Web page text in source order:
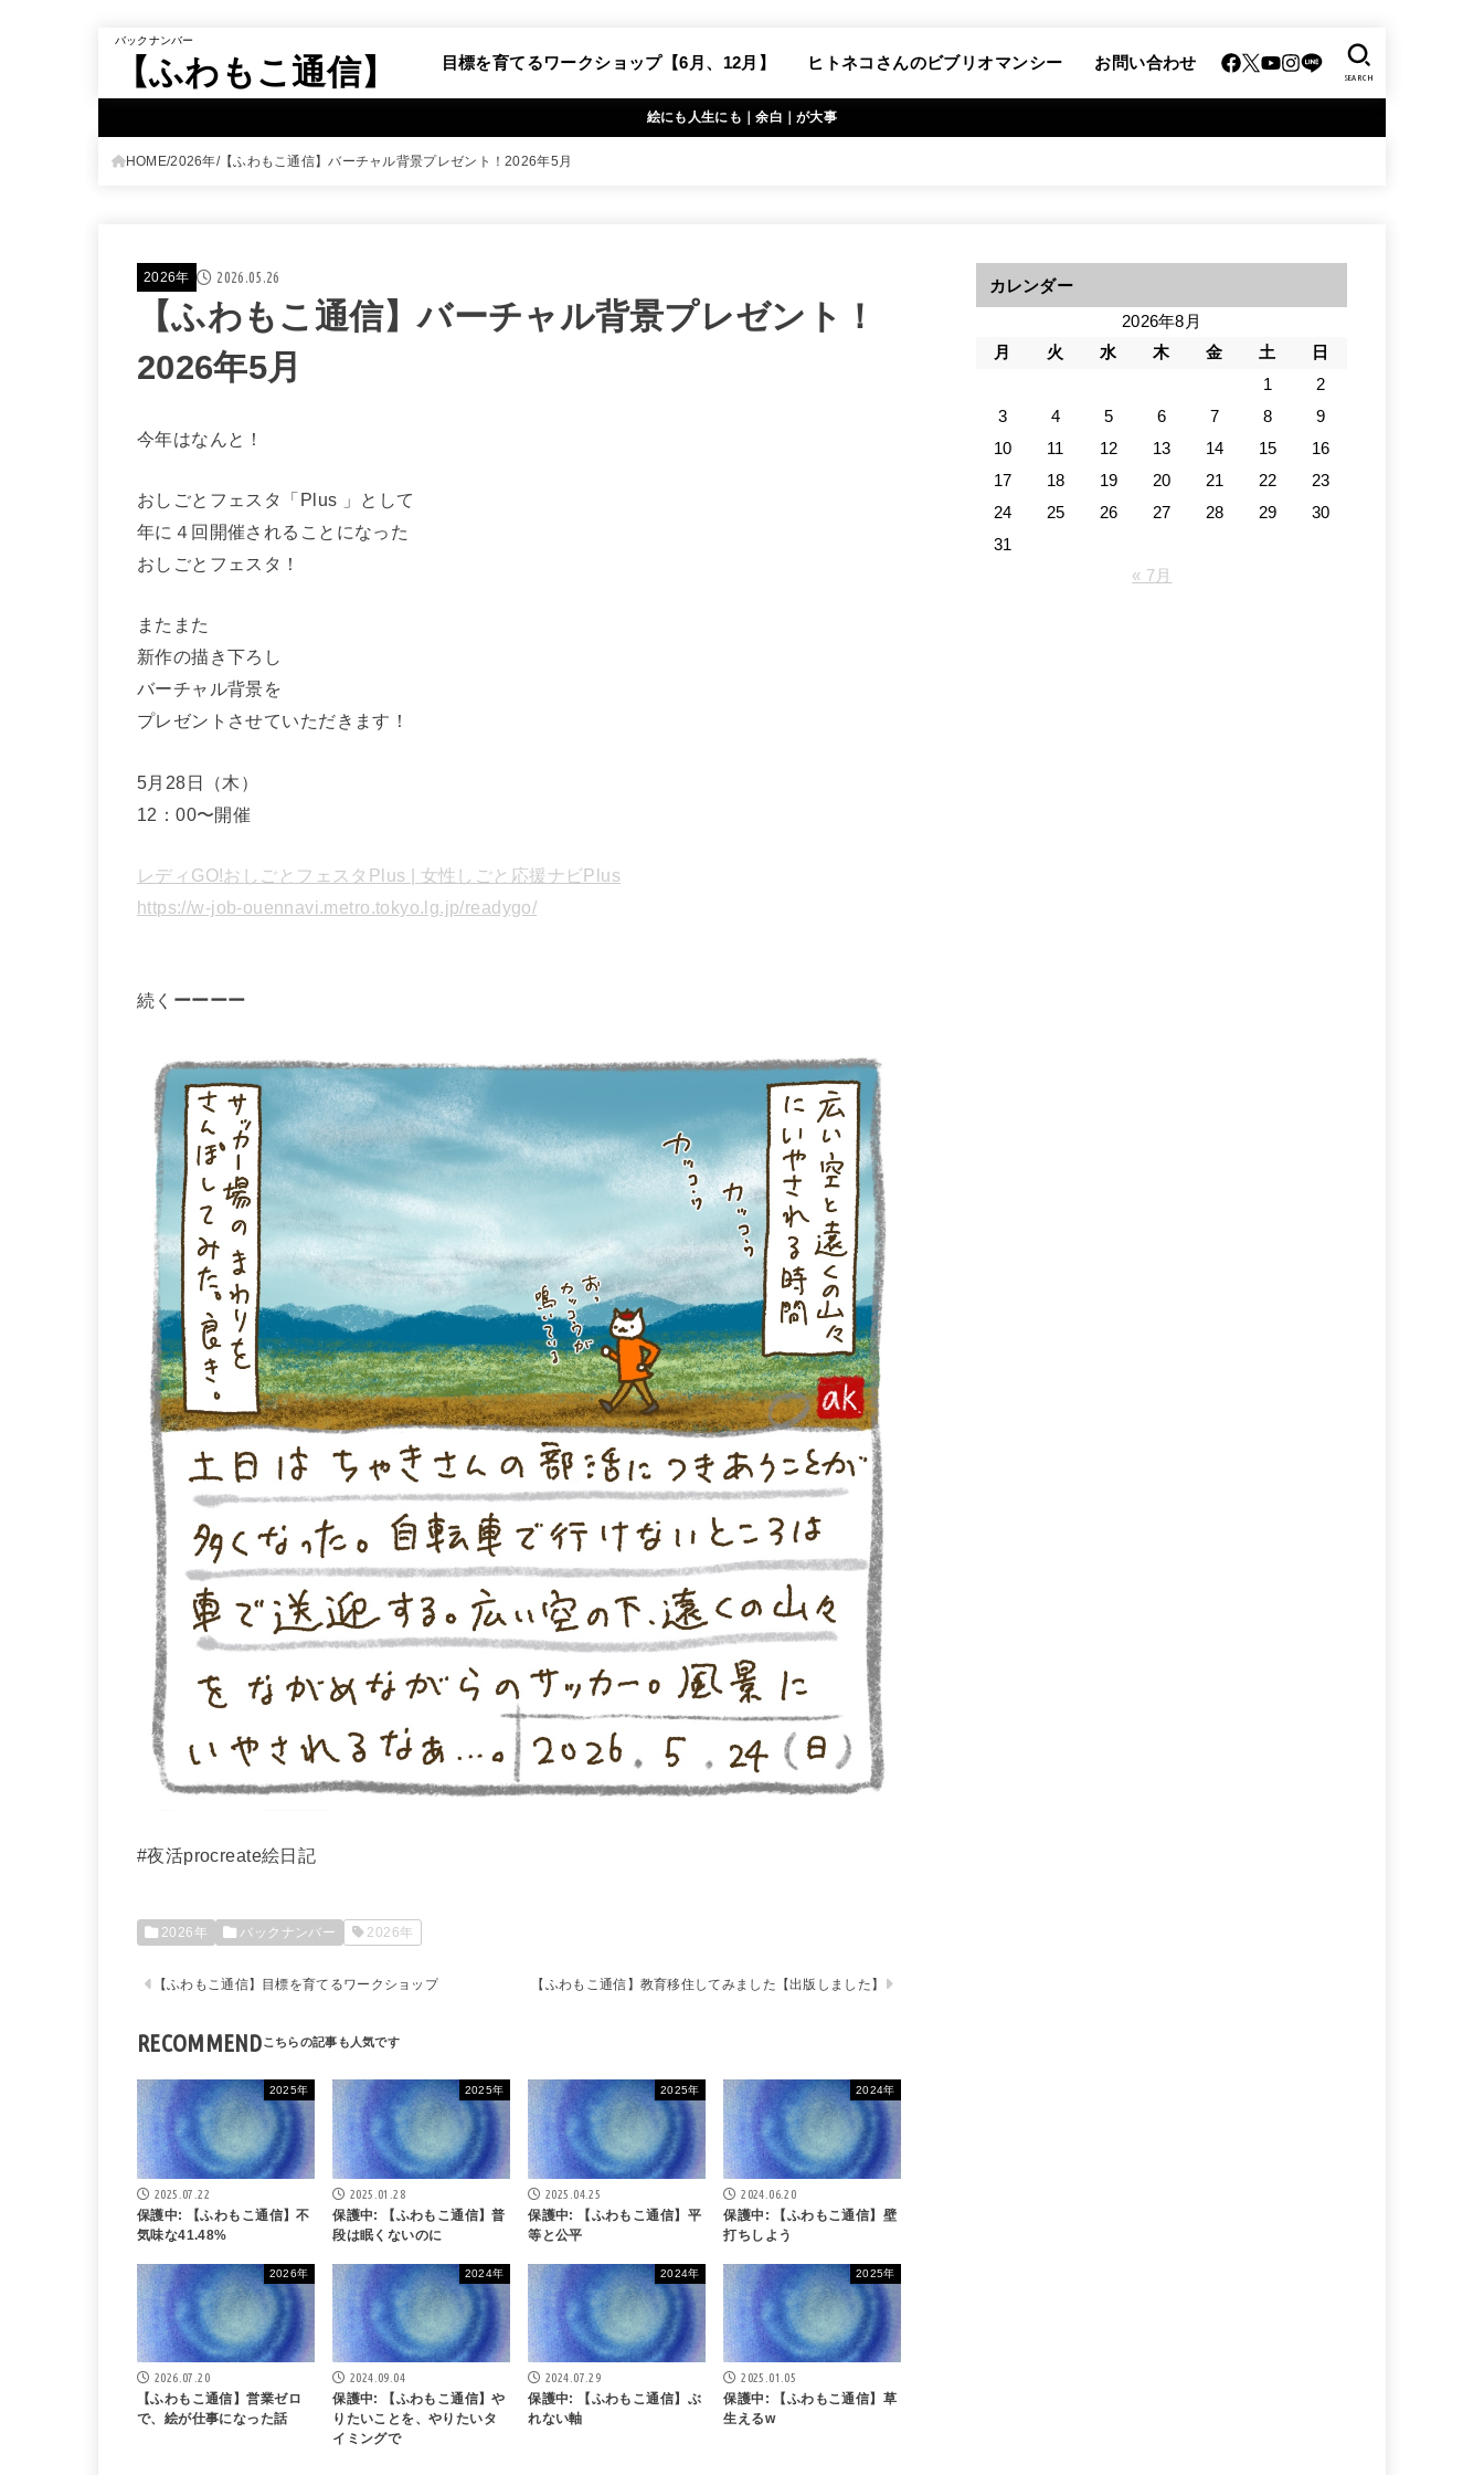
バックナンバー
【ふわもこ通信】 目標を育てるワークショップ【6月、12月】 ヒトネコさんのビブリオマンシー お問い合わせ
SEARCH
絵にも人生にも｜余白｜が大事
HOME 2026年 【ふわもこ通信】バーチャル背景プレゼント！2026年5月
2026年 2026.05.26
【ふわもこ通信】バーチャル背景プレゼント！
2026年5月
今年はなんと！
おしごとフェスタ「Plus 」として
年に４回開催されることになった
おしごとフェスタ！
またまた
新作の描き下ろし
バーチャル背景を
プレゼントさせていただきます！
5月28日（木）
12：00〜開催
レディGO!おしごとフェスタPlus | 女性しごと応援ナビPlus
https://w-job-ouennavi.metro.tokyo.lg.jp/readygo/
続く ーーーー
#夜活procreate絵日記
2026年 バックナンバー 2026年
【ふわもこ通信】目標を育てるワークショップ 【ふわもこ通信】教育移住してみました【出版しました】
RECOMMEND
2025年
2025.07.22
保護中: 【ふわもこ通信】不
気味な41.48%
2025年
2025.01.28
保護中: 【ふわもこ通信】普
段は眠くないのに
2025年
2025.04.25
保護中: 【ふわもこ通信】平
等と公平
2024年
2024.06.20
保護中: 【ふわもこ通信】壁
打ちしよう
2026年
2026.07.20
【ふわもこ通信】営業ゼロ
で、絵が仕事になった話
2024年
2024.09.04
保護中: 【ふわもこ通信】や
りたいことを、やりたいタ
イミングで
2024年
2024.07.29
保護中: 【ふわもこ通信】ぶ
れない軸
2025年
2025.01.05
保護中: 【ふわもこ通信】草
生えるw
カレンダー
2026年8月
月
火 水 木 金 土
日
1
2
3
4 5 6 7 8
9
10
11 12 13 14 15
16
17
18 19 20 21 22
23
24
25 26 27 28 29
30
31
« 7月